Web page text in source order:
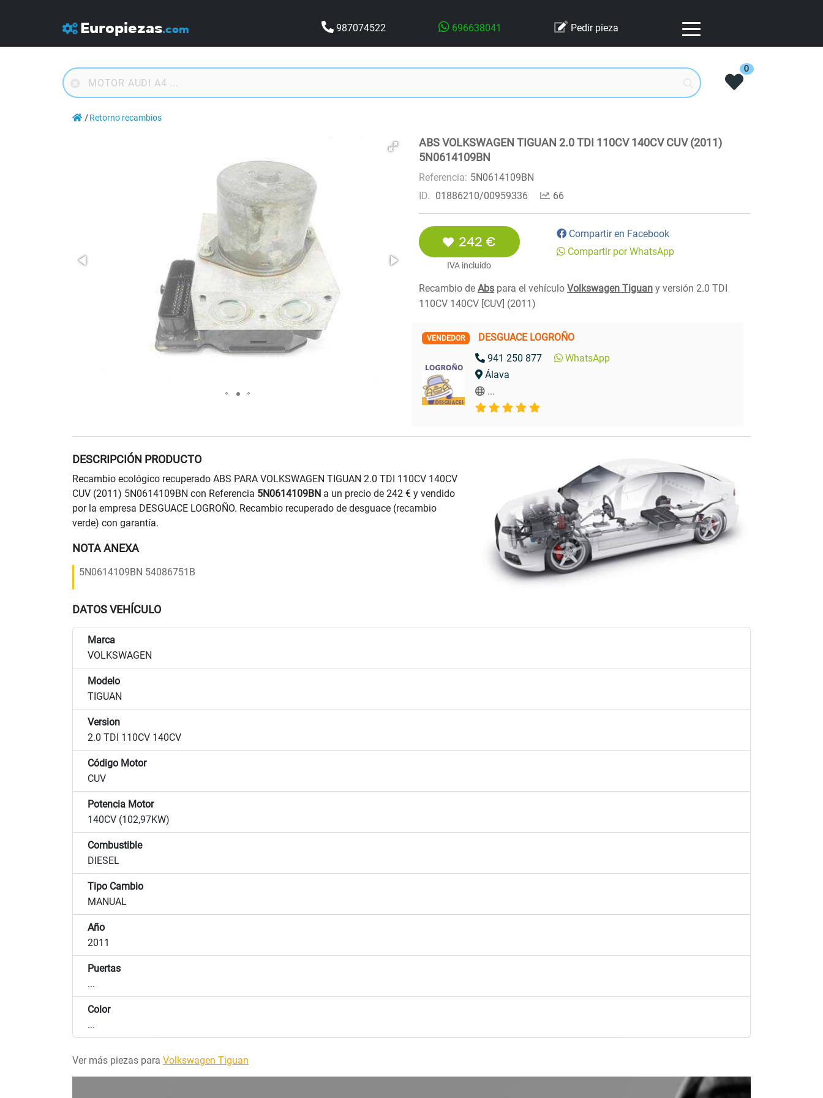
Europiezas.com 987074522 696638041 Pedir pieza
0
Retorno recambios
ABS VOLKSWAGEN TIGUAN 2.0 TDI 110CV 140CV CUV (2011)
5N0614109BN
Referencia: 5N0614109BN
ID. 01886210/00959336 66
242 €
IVA incluido
Compartir en Facebook
Compartir por WhatsApp
Recambio de Abs para el vehículo Volkswagen Tiguan y versión 2.0 TDI
110CV 140CV [CUV] (2011)
VENDEDOR
DESGUACE LOGROÑO
941 250 877
WhatsApp
Álava
...
DESCRIPCIÓN PRODUCTO
Recambio ecológico recuperado ABS PARA VOLKSWAGEN TIGUAN 2.0 TDI 110CV 140CV
CUV (2011) 5N0614109BN con Referencia 5N0614109BN a un precio de 242 € y vendido
por la empresa DESGUACE LOGROÑO. Recambio recuperado de desguace (recambio
verde) con garantía.
NOTA ANEXA
5N0614109BN 54086751B
DATOS VEHÍCULO
Marca
VOLKSWAGEN
Modelo
TIGUAN
Version
2.0 TDI 110CV 140CV
Código Motor
CUV
Potencia Motor
140CV (102,97KW)
Combustible
DIESEL
Tipo Cambio
MANUAL
Año
2011
Puertas
...
Color
...
Ver más piezas para Volkswagen Tiguan